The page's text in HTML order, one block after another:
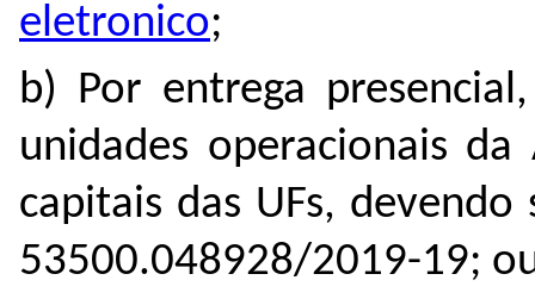
eletronico;
b) Por entrega
unidades operacionais
capitais das UFs,
53500.048928/2019-19;